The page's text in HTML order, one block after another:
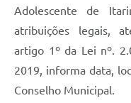
Adolescente de
atribuições legais,
artigo 1º da Lei nº.
2019, informa data,
Conselho Municipal.